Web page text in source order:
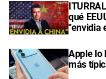
qué
"envidia
Apple lo
más